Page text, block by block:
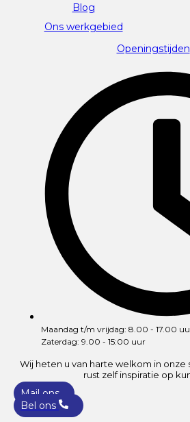
Blog
Ons werkgebied
Openingstijden
Maandag t/m vrijdag: 8.00 - 17.00
Zaterdag: 9.00 - 15:00 uur
Wij heten u van harte welkom in onze
rust zelf inspiratie op
Mail ons
Bel ons